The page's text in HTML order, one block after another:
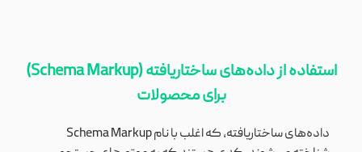
استفاده از داده‌های ساختاریافته (Schema Markup)
برای محصولات
داده‌های ساختاریافته، که اغلب با نام Schema Markup